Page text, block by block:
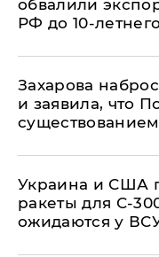
обвалили
РФ до 10-
​Захарова
и заявила, что
Украина и США
ракеты для С-
ожидаются у